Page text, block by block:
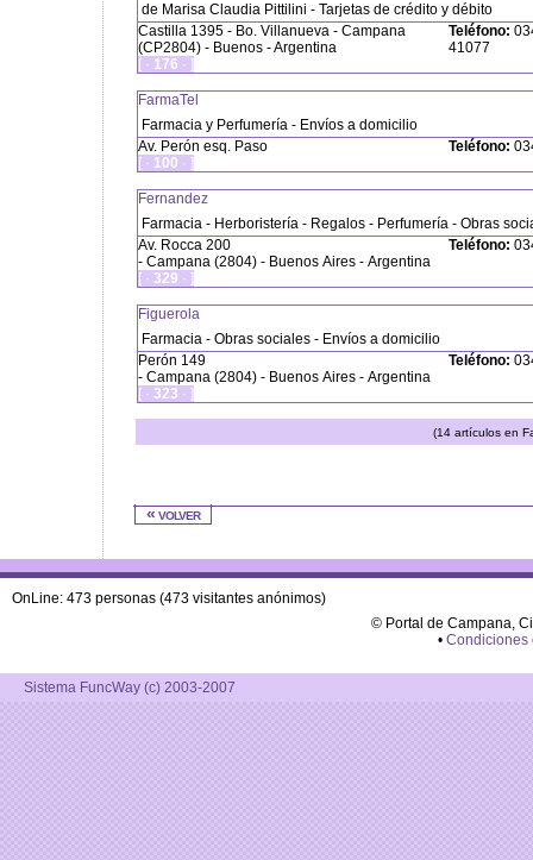
de Marisa Claudia Pittilini - Tarjetas de crédito y débito
Castilla 1395 - Bo. Villanueva - Campana
(CP2804) - Buenos - Argentina
[ · 176 · ]
Teléfono:
41077
FarmaTel
Farmacia y Perfumería - Envíos a domicilio
Av. Perón esq. Paso
[ · 100 · ]
Teléfono:
Fernandez
Farmacia - Herboristería - Regalos - Perfumería - Obras
Av. Rocca 200
- Campana (2804) - Buenos Aires - Argentina
[ · 329 · ]
Teléfono:
Figuerola
Farmacia - Obras sociales - Envíos a domicilio
Perón 149
- Campana (2804) - Buenos Aires - Argentina
[ · 323 · ]
Teléfono:
(14 artículos en
« volver
OnLine: 473 personas (473 visitantes anónimos)
© Portal de Campana,
• Condiciones
Sistema FuncWay (c) 2003-2007